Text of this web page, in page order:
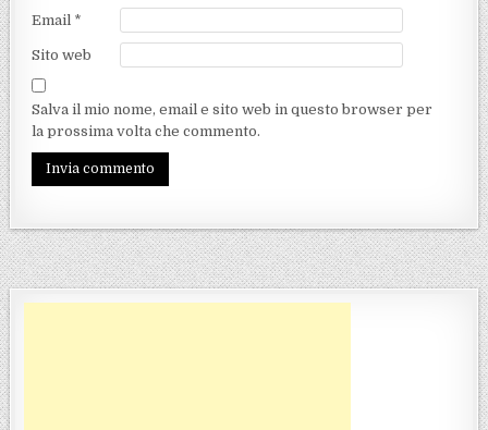
Email *
Sito web
Salva il mio nome, email e sito web in questo browser per
la prossima volta che commento.